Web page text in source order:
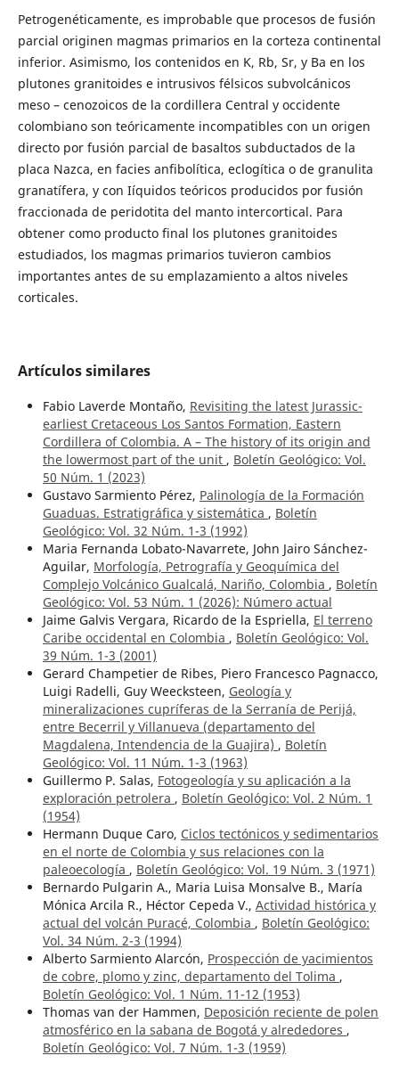
Petrogenéticamente, es improbable que procesos de fusión
parcial originen magmas primarios en la corteza continental
inferior. Asimismo, los contenidos en K, Rb, Sr, y Ba en los
plutones granitoides e intrusivos félsicos subvolcánicos
meso – cenozoicos de la cordillera Central y occidente
colombiano son teóricamente incompatibles con un origen
directo por fusión parcial de basaltos subductados de la
placa Nazca, en facies anfibolítica, eclogítica o de granulita
granatífera, y con Iíquidos teóricos producidos por fusión
fraccionada de peridotita del manto intercortical. Para
obtener como producto final los plutones granitoides
estudiados, los magmas primarios tuvieron cambios
importantes antes de su emplazamiento a altos niveles
corticales.
Artículos similares
Fabio Laverde Montaño, Revisiting the latest Jurassic-
earliest Cretaceous Los Santos Formation, Eastern
Cordillera of Colombia. A – The history of its origin and
the lowermost part of the unit , Boletín Geológico: Vol.
50 Núm. 1 (2023)
Gustavo Sarmiento Pérez, Palinología de la Formación
Guaduas. Estratigráfica y sistemática , Boletín
Geológico: Vol. 32 Núm. 1-3 (1992)
Maria Fernanda Lobato-Navarrete, John Jairo Sánchez-
Aguilar, Morfología, Petrografía y Geoquímica del
Complejo Volcánico Gualcalá, Nariño, Colombia , Boletín
Geológico: Vol. 53 Núm. 1 (2026): ¨Número actual
Jaime Galvis Vergara, Ricardo de la Espriella, El terreno
Caribe occidental en Colombia , Boletín Geológico: Vol.
39 Núm. 1-3 (2001)
Gerard Champetier de Ribes, Piero Francesco Pagnacco,
Luigi Radelli, Guy Weecksteen, Geología y
mineralizaciones cupríferas de la Serranía de Perijá,
entre Becerril y Villanueva (departamento del
Magdalena, Intendencia de la Guajira) , Boletín
Geológico: Vol. 11 Núm. 1-3 (1963)
Guillermo P. Salas, Fotogeología y su aplicación a la
exploración petrolera , Boletín Geológico: Vol. 2 Núm. 1
(1954)
Hermann Duque Caro, Ciclos tectónicos y sedimentarios
en el norte de Colombia y sus relaciones con la
paleoecología , Boletín Geológico: Vol. 19 Núm. 3 (1971)
Bernardo Pulgarin A., Maria Luisa Monsalve B., María
Mónica Arcila R., Héctor Cepeda V., Actividad histórica y
actual del volcán Puracé, Colombia , Boletín Geológico:
Vol. 34 Núm. 2-3 (1994)
Alberto Sarmiento Alarcón, Prospección de yacimientos
de cobre, plomo y zinc, departamento del Tolima ,
Boletín Geológico: Vol. 1 Núm. 11-12 (1953)
Thomas van der Hammen, Deposición reciente de polen
atmosférico en la sabana de Bogotá y alrededores ,
Boletín Geológico: Vol. 7 Núm. 1-3 (1959)